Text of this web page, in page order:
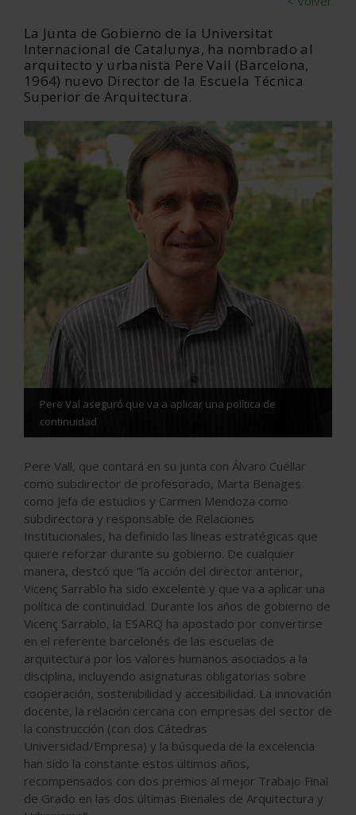
La Junta de Gobierno de la Universitat
Internacional de Catalunya, ha nombrado al
arquitecto y urbanista Pere Vall (Barcelona,
1964) nuevo Director de la Escuela Técnica
Superior de Arquitectura.
Pere Val aseguró que va a aplicar una política de
continuidad
Pere Vall, que contará en su junta con Álvaro Cuéllar
como subdirector de profesorado, Marta Benages
como Jefa de estudios y Carmen Mendoza como
subdirectora y responsable de Relaciones
Institucionales, ha definido las líneas estratégicas que
quiere reforzar durante su gobierno. De cualquier
manera, destcó que “la acción del director anterior,
Vicenç Sarrablo ha sido excelente y que va a aplicar una
política de continuidad. Durante los años de gobierno de
Vicenç Sarrablo, la ESARQ ha apostado por convertirse
en el referente barcelonés de las escuelas de
arquitectura por los valores humanos asociados a la
disciplina, incluyendo asignaturas obligatorias sobre
cooperación, sostenibilidad y accesibilidad. La innovación
docente, la relación cercana con empresas del sector de
la construcción (con dos Cátedras
Universidad/Empresa) y la búsqueda de la excelencia
han sido la constante estos últimos años,
recompensados con dos premios al mejor Trabajo Final
de Grado en las dos últimas Bienales de Arquitectura y